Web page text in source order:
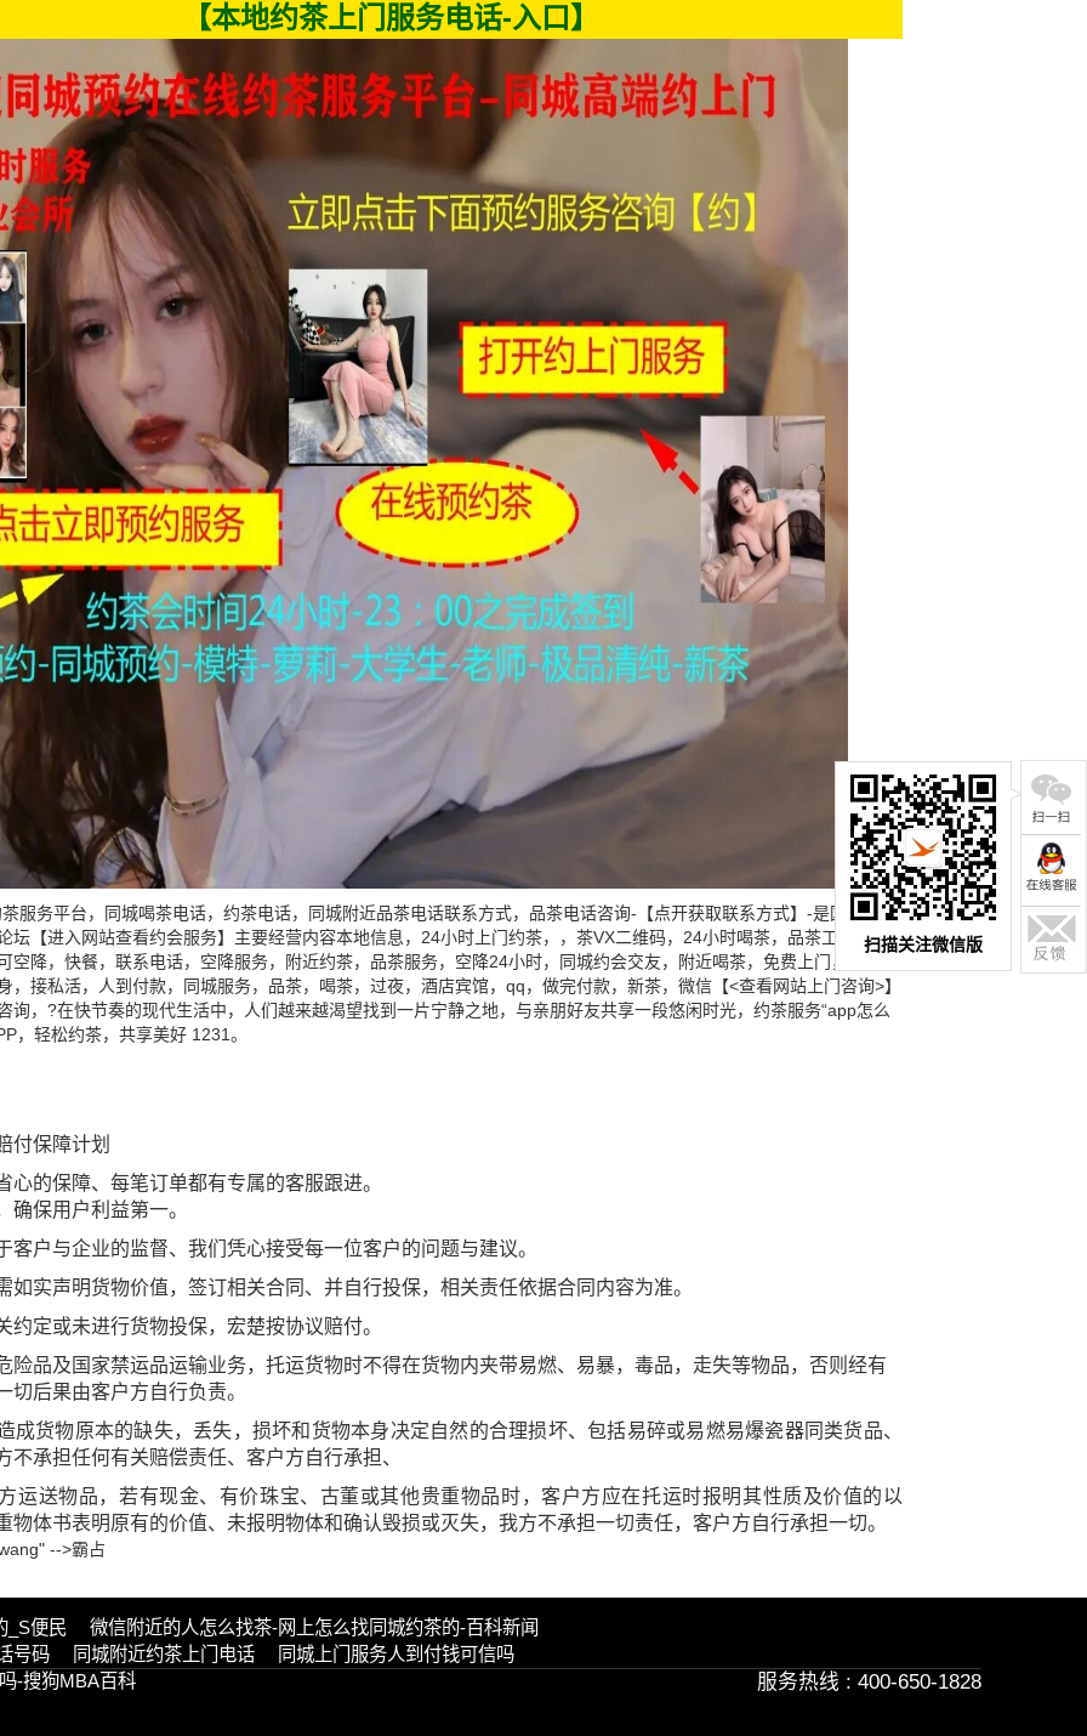
【本地约茶上门服务电话-入口】
服务平台，同城喝茶电话，约茶电话，同城附近品茶电话联系方式，品茶电话咨询-【点开获取联系方式】-是国内茶友
坛【进入网站查看约会服务】主要经营内容本地信息，24小时上门约茶，，茶VX二维码，24小时喝茶，品茶工作室，
空降，快餐，联系电话，空降服务，附近约茶，品茶服务，空降24小时，同城约会交友，附近喝茶，免费上门，上门服
，接私活，人到付款，同城服务，品茶，喝茶，过夜，酒店宾馆，qq，做完付款，新茶，微信【<查看网站上门咨询>】
询，?在快节奏的现代生活中，人们越来越渴望找到一片宁静之地，与亲朋好友共享一段悠闲时光，约茶服务“app怎么
，轻松约茶，共享美好 1231。
付保障计划
心的保障、每笔订单都有专属的客服跟进。
确保用户利益第一。
客户与企业的监督、我们凭心接受每一位客户的问题与建议。
如实声明货物价值，签订相关合同、并自行投保，相关责任依据合同内容为准。
约定或未进行货物投保， 宏楚按协议赔付。
险品及国家禁运品运输业务，托运货物时不得在货物内夹带易燃、易暴，毒品，走失等物品，否则经有
切后果由客户方自行负责。
成货物原本的缺失，丢失，损坏和货物本身决定自然的合理损坏、包括易碎或易燃易爆瓷器同类货品、
不承担任何有关赔偿责任、客户方自行承担、
运送物品，若有现金、有价珠宝、古董或其他贵重物品时，客户方应在托运时报明其性质及价值的以
物体书表明原有的价值、未报明物体和确认毁损或灭失，我方不承担一切责任，客户方自行承担一切。
-->霸占
扫描关注微信版
_S便民
微信附近的人怎么找茶-网上怎么找同城约茶的-百科新闻
号码
同城附近约茶上门电话
同城上门服务人到付钱可信吗
-搜狗MBA百科
服务热线 : 400-650-1828